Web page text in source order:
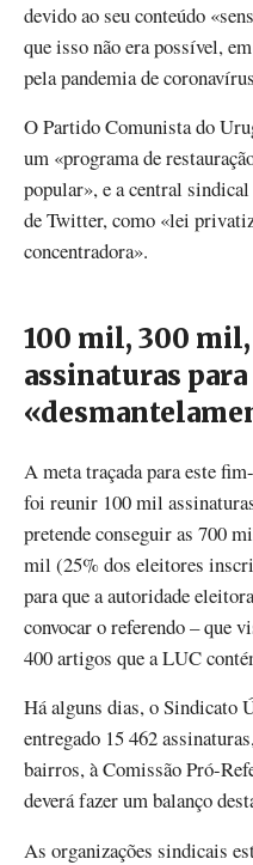
devido ao seu conteúdo
que isso não era possível,
pela pandemia de
O Partido Comunista do
um «programa de
popular», e a central
de Twitter, como «lei
concentradora».
100 mil, 300
assinaturas
A meta traçada para este
foi reunir 100 mil
pretende conseguir as 700
mil (25% dos eleitores
para que a autoridade
convocar o referendo – que
400 artigos que a LUC
Há alguns dias, o Sindicato
entregado 15 462
bairros, à Comissão Pró-
deverá fazer um balanço
As organizações sindicais